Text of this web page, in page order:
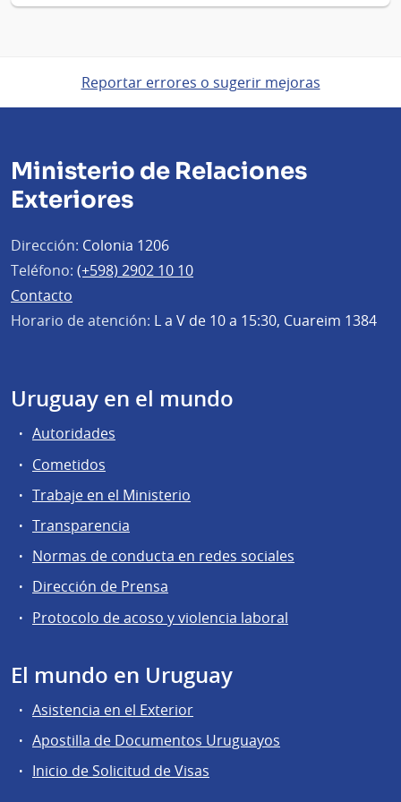
Reportar errores o sugerir mejoras
Ministerio de Relaciones
Exteriores
Dirección: Colonia 1206
Teléfono: (+598) 2902 10 10
Contacto
Horario de atención: L a V de 10 a 15:30, Cuareim 1384
Uruguay en el mundo
Autoridades
Cometidos
Trabaje en el Ministerio
Transparencia
Normas de conducta en redes sociales
Dirección de Prensa
Protocolo de acoso y violencia laboral
El mundo en Uruguay
Asistencia en el Exterior
Apostilla de Documentos Uruguayos
Inicio de Solicitud de Visas